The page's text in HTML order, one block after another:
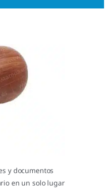
y documentos
en un solo lugar